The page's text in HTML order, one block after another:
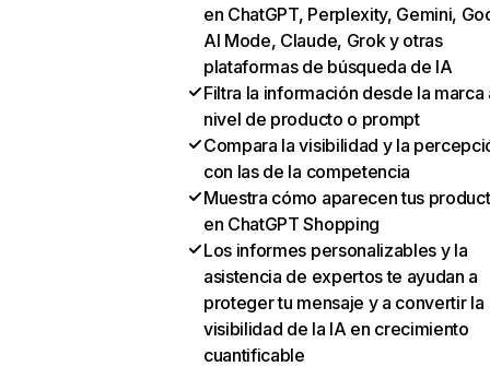
en ChatGPT, Perplexity, Gemini,
AI Mode, Claude, Grok y otras
plataformas de búsqueda de IA
Filtra la información desde la marca
nivel de producto o prompt
Compara la visibilidad y la
con las de la competencia
Muestra cómo aparecen tus
en ChatGPT Shopping
Los informes personalizables y la
asistencia de expertos te ayudan a
proteger tu mensaje y a convertir la
visibilidad de la IA en crecimiento
cuantificable